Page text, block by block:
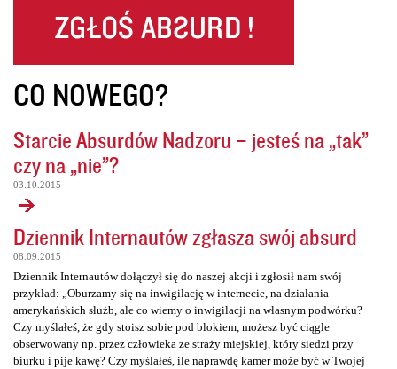
CO NOWEGO?
Starcie Absurdów Nadzoru – jesteś na „tak”
czy na „nie”?
03.10.2015
Dziennik Internautów zgłasza swój absurd
08.09.2015
Dziennik Internautów dołączył się do naszej akcji i zgłosił nam swój
przykład: „Oburzamy się na inwigilację w internecie, na działania
amerykańskich służb, ale co wiemy o inwigilacji na własnym podwórku?
Czy myślałeś, że gdy stoisz sobie pod blokiem, możesz być ciągle
obserwowany np. przez człowieka ze straży miejskiej, który siedzi przy
biurku i pije kawę? Czy myślałeś, ile naprawdę kamer może być w Twojej